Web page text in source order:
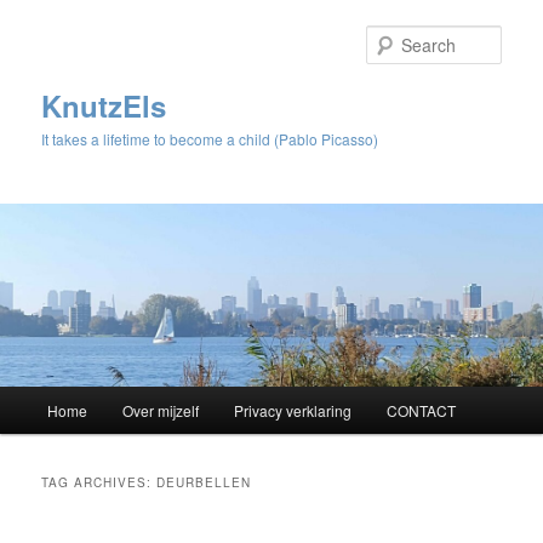
KnutzEls
It takes a lifetime to become a child (Pablo Picasso)
Skip
Skip
Home Over mijzelf Privacy verklaring CONTACT
TAG ARCHIVES: DEURBELLEN